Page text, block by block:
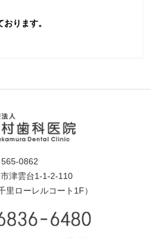
ります。
565-0862
津雲台1-1-2-110
里ローレルコート1F）